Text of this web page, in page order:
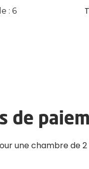
: 6
de
une chambre de